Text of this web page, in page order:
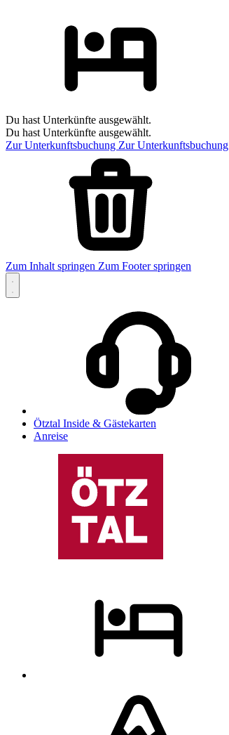
Du hast Unterkünfte ausgewählt.
Du hast Unterkünfte ausgewählt.
Zur Unterkunftsbuchung Zur Unterkunftsbuchung
Zum Inhalt springen Zum Footer springen
Ötztal Inside & Gästekarten
Anreise